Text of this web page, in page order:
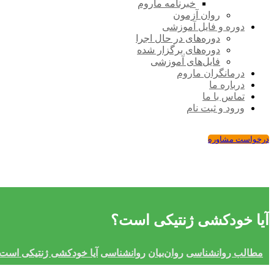
خبرنامه ماروم
روان آزمون
دوره و فایل آموزشی
دوره‌های در حال اجرا
دوره‌های برگزار شده
فایل‌های آموزشی
درمانگران ماروم
درباره ما
تماس با ما
ورود و ثبت نام
درخواست مشاوره
آیا خودکشی ژنتیکی است؟
مطالب روانشناسی روان‌بیان روانشناسی آیا خودکشی ژنتیکی